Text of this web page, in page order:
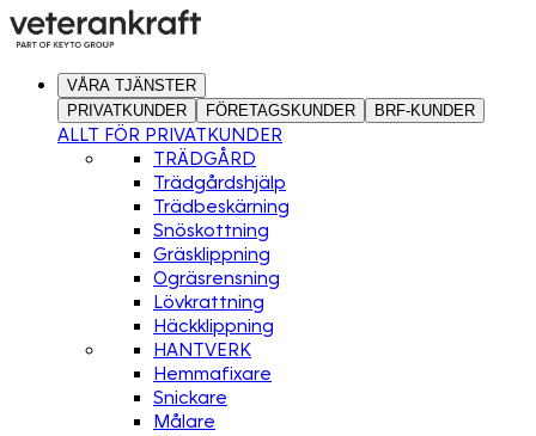
VÅRA TJÄNSTER
PRIVATKUNDER
FÖRETAGSKUNDER BRF-KUNDER
ALLT FÖR PRIVATKUNDER
TRÄDGÅRD
Trädgårdshjälp
Trädbeskärning
Snöskottning
Gräsklippning
Ogräsrensning
Lövkrattning
Häckklippning
HANTVERK
Hemmafixare
Snickare
Målare